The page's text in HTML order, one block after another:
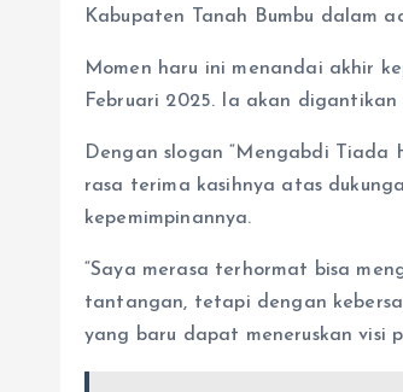
Kabupaten Tanah Bumbu dalam
Momen haru ini menandai akhir
Februari 2025. Ia akan
Dengan slogan “Mengabdi Tiada
rasa terima kasihnya atas
kepemimpinannya.
“Saya merasa terhormat bisa
tantangan, tetapi dengan
yang baru dapat meneruskan visi